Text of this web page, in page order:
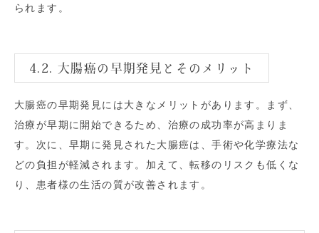
られます。
4.2. 大腸癌の早期発見とそのメリット
大腸癌の早期発見には大きなメリットがあります。まず、
治療が早期に開始できるため、治療の成功率が高まりま
す。次に、早期に発見された大腸癌は、手術や化学療法な
どの負担が軽減されます。加えて、転移のリスクも低くな
り、患者様の生活の質が改善されます。